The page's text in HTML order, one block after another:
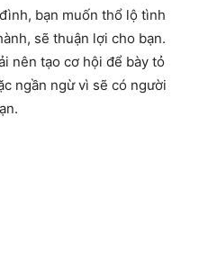
bạn muốn thổ lộ tình
sẽ thuận lợi cho bạn.
nên tạo cơ hội để bày tỏ
ngần ngừ vì sẽ có người